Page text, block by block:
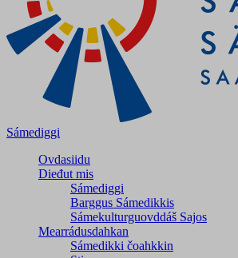
Sámediggi
Ovdasiidu
Dieđut mis
Sámediggi
Barggus Sámedikkis
Sámekulturguovddáš Sajos
Mearrádusdahkan
Sámedikki čoahkkin